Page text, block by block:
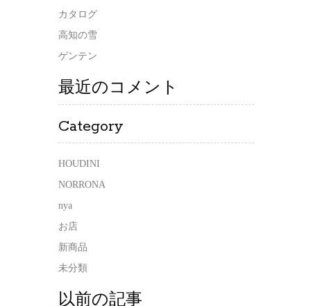
カタログ
高知の雪
ゲンテン
最近のコメント
Category
HOUDINI
NORRONA
nya
お店
新商品
未分類
以前の記事